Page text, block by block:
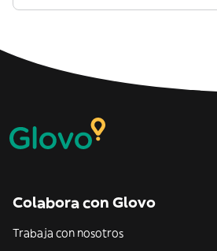
Colabora con Glovo
Trabaja con nosotros